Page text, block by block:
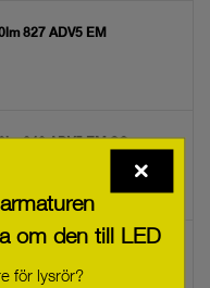
827 ADV5 EM
840 ADV5 EM SO
840 ADV5 EM
om den till LED
för lysrör?